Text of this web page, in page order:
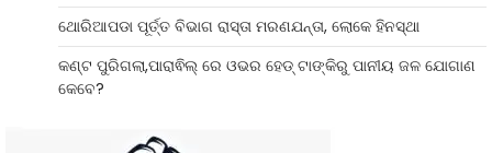
ଥୋରିଆପଡା ପୂର୍ତ୍ତ ବିଭାଗ ରାସ୍ତା ମରଣଯନ୍ତା, ଲୋକେ ହିନସ୍ଥା
କଣ୍ଟ ପୁରିଗଲା,ପାରାଵିଲ୍ ରେ ଓଭର ହେଡ୍ ଟାଙ୍କିରୁ ପାନୀୟ ଜଳ ଯୋଗାଣ
କେବେ?